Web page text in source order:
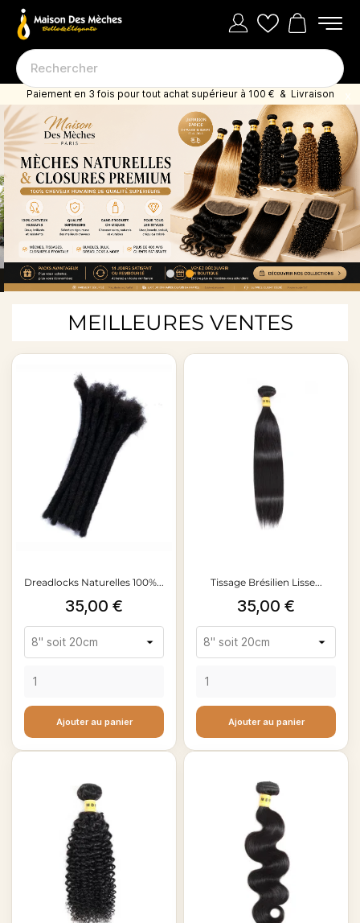
Paiement en 3 fois pour tout achat supérieur à 100 € & Livraison
offerte dès 35 euro d'achat
MEILLEURES VENTES
Dreadlocks Naturelles 100%...
Prix
35,00 €
Ajouter au panier
Tissage Brésilien Lisse...
Prix
35,00 €
Ajouter au panier